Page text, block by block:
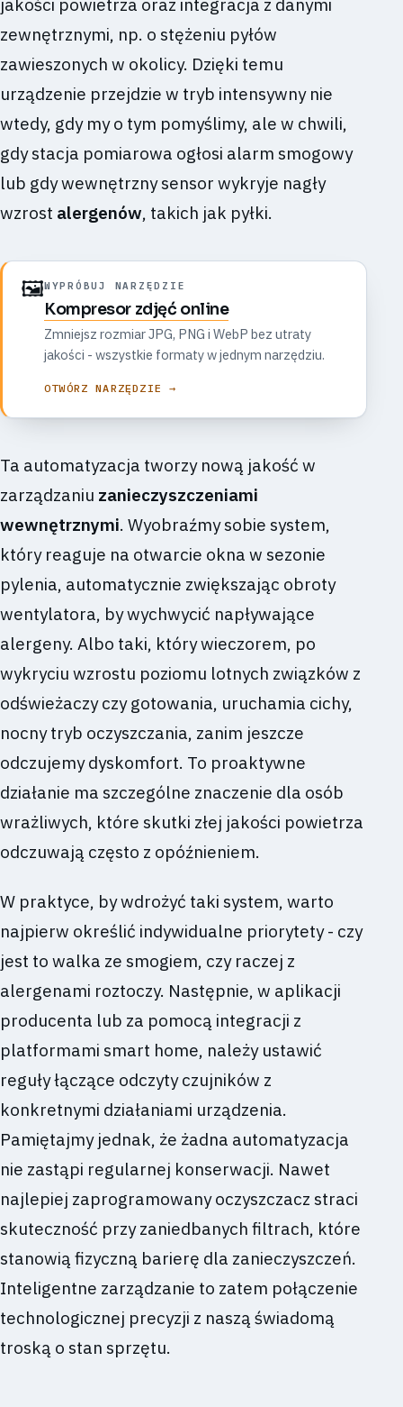
jakości powietrza oraz integracja z danymi
zewnętrznymi, np. o stężeniu pyłów
zawieszonych w okolicy. Dzięki temu
urządzenie przejdzie w tryb intensywny nie
wtedy, gdy my o tym pomyślimy, ale w chwili,
gdy stacja pomiarowa ogłosi alarm smogowy
lub gdy wewnętrzny sensor wykryje nagły
wzrost alergenów, takich jak pyłki.
🖼️WYPRÓBUJ NARZĘDZIE
Kompresor zdjęć online
Zmniejsz rozmiar JPG, PNG i WebP bez utraty
jakości - wszystkie formaty w jednym narzędziu.
OTWÓRZ NARZĘDZIE →
Ta automatyzacja tworzy nową jakość w
zarządzaniu zanieczyszczeniami
wewnętrznymi. Wyobraźmy sobie system,
który reaguje na otwarcie okna w sezonie
pylenia, automatycznie zwiększając obroty
wentylatora, by wychwycić napływające
alergeny. Albo taki, który wieczorem, po
wykryciu wzrostu poziomu lotnych związków z
odświeżaczy czy gotowania, uruchamia cichy,
nocny tryb oczyszczania, zanim jeszcze
odczujemy dyskomfort. To proaktywne
działanie ma szczególne znaczenie dla osób
wrażliwych, które skutki złej jakości powietrza
odczuwają często z opóźnieniem.
W praktyce, by wdrożyć taki system, warto
najpierw określić indywidualne priorytety - czy
jest to walka ze smogiem, czy raczej z
alergenami roztoczy. Następnie, w aplikacji
producenta lub za pomocą integracji z
platformami smart home, należy ustawić
reguły łączące odczyty czujników z
konkretnymi działaniami urządzenia.
Pamiętajmy jednak, że żadna automatyzacja
nie zastąpi regularnej konserwacji. Nawet
najlepiej zaprogramowany oczyszczacz straci
skuteczność przy zaniedbanych filtrach, które
stanowią fizyczną barierę dla zanieczyszczeń.
Inteligentne zarządzanie to zatem połączenie
technologicznej precyzji z naszą świadomą
troską o stan sprzętu.